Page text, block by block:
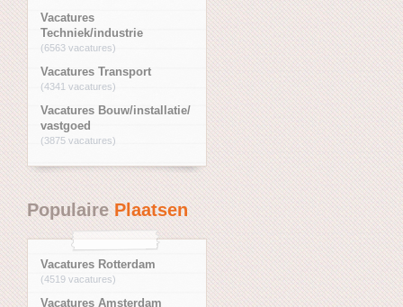
Vacatures
Techniek/industrie
(6563 vacatures)
Vacatures Transport
(4341 vacatures)
Vacatures Bouw/installatie/
vastgoed
(3875 vacatures)
PopulairePlaatsen
Vacatures Rotterdam
(4519 vacatures)
Vacatures Amsterdam